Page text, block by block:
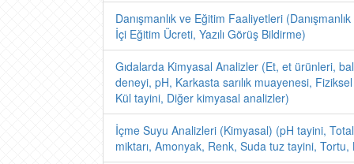
Danışmanlık ve Eğitim Faaliyetleri
İçi Eğitim Ücreti, Yazılı Görüş Bildirme)
Gıdalarda Kimyasal Analizler (Et, et ürünleri,
deneyi, pH, Karkasta sarılık muayenesi,
Kül tayini, Diğer kimyasal analizler)
İçme Suyu Analizleri (Kimyasal) (pH tayini,
miktarı, Amonyak, Renk, Suda tuz tayini,